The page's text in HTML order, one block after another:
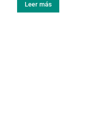
Leer más